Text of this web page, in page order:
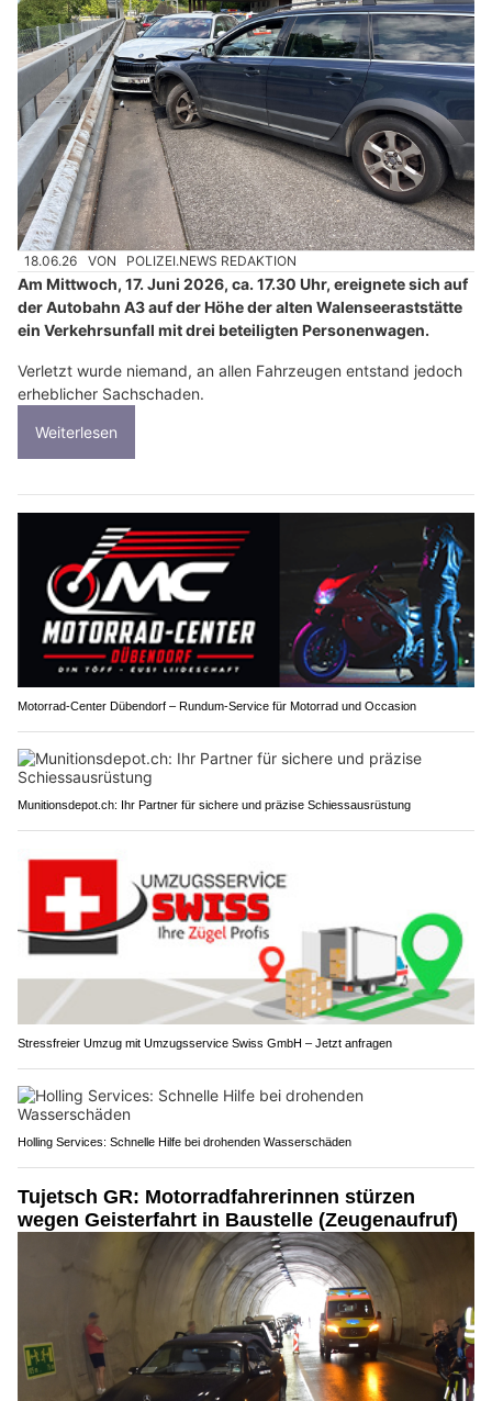
18.06.26 VON POLIZEI.NEWS REDAKTION
Am Mittwoch, 17. Juni 2026, ca. 17.30 Uhr, ereignete sich auf
der Autobahn A3 auf der Höhe der alten Walenseeraststätte
ein Verkehrsunfall mit drei beteiligten Personenwagen.
Verletzt wurde niemand, an allen Fahrzeugen entstand jedoch
erheblicher Sachschaden.
Weiterlesen
Motorrad-Center Dübendorf – Rundum-Service für Motorrad und Occasion
Munitionsdepot.ch: Ihr Partner für sichere und präzise Schiessausrüstung
Stressfreier Umzug mit Umzugsservice Swiss GmbH – Jetzt anfragen
Holling Services: Schnelle Hilfe bei drohenden Wasserschäden
Tujetsch GR: Motorradfahrerinnen stürzen
wegen Geisterfahrt in Baustelle (Zeugenaufruf)